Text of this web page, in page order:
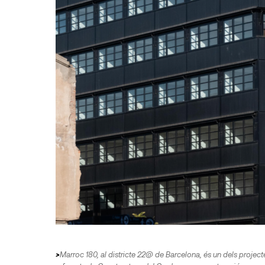
>Marroc 180, al districte 22@ de Barcelona, és un dels